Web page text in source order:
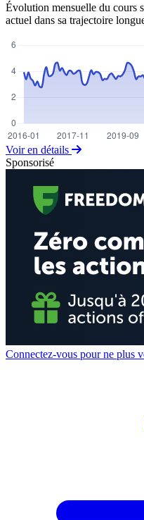
Évolution mensuelle du cours
actuel dans sa trajectoire
Voir en détails
Sponsorisé
Connectez-vous pour ne plus